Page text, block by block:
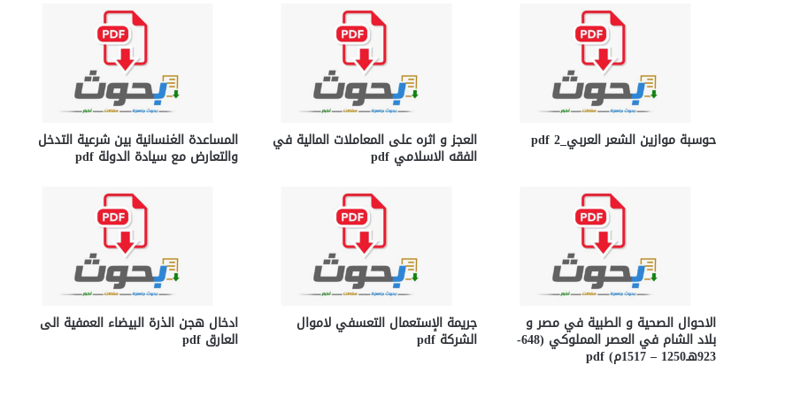
حوسبة موازين الشعر العربي_2 pdf العجز و اثره على المعاملات المالية في
الفقه الاسلامي pdf
المساعدة الغنسانية بين شرعية التدخل
والتعارض مع سيادة الدولة pdf
الاحوال الصحية و الطبية في مصر و
بلاد الشام في العصر المملوكي (648-
923هـ1250 – 1517م) pdf
جريمة الإستعمال التعسفي لاموال
الشركة pdf
ادخال هجن الذرة البيضاء العمفية الى
العارق pdf